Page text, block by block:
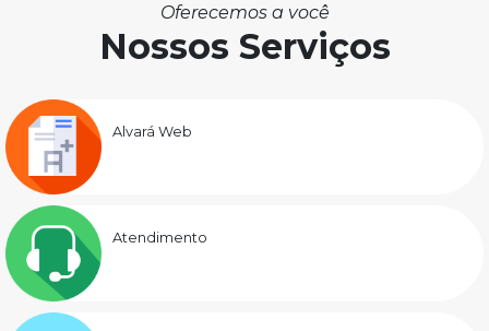
Oferecemos a você
Nossos Serviços
Alvará Web
Atendimento